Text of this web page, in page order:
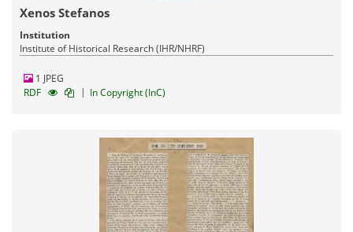
Xenos Stefanos
Institution
Institute of Historical Research (IHR/NHRF)
1 JPEG
RDF
| In Copyright (InC)